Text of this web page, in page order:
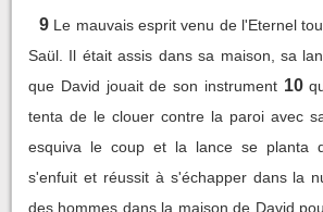
9 Le mauvais esprit venu de l'Eternel
Saül. Il était assis dans sa maison, sa
que David jouait de son instrument 10
tenta de le clouer contre la paroi avec
esquiva le coup et la lance se planta
s'enfuit et réussit à s'échapper dans la
des hommes dans la maison de David